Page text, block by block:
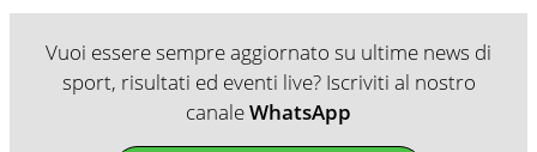
Vuoi essere sempre aggiornato su ultime news di
sport, risultati ed eventi live? Iscriviti al nostro
canaleWhatsApp